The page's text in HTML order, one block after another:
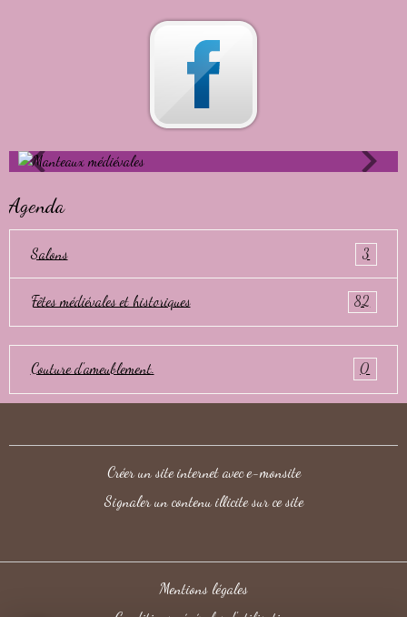
Agenda
Salons 3
Fêtes médiévales et historiques 82
Couture d'ameublement. 0
Créer un site internet avec e-monsite
Signaler un contenu illicite sur ce site
Mentions légales